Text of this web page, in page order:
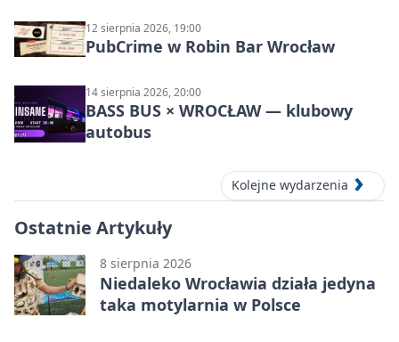
12 sierpnia 2026, 19:00
PubCrime w Robin Bar Wrocław
14 sierpnia 2026, 20:00
BASS BUS × WROCŁAW — klubowy
autobus
Kolejne wydarzenia
Ostatnie Artykuły
8 sierpnia 2026
Niedaleko Wrocławia działa jedyna
taka motylarnia w Polsce